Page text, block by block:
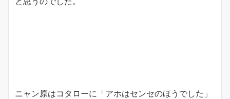
ニャン原はコタローに「アホはセンセのほうでした」